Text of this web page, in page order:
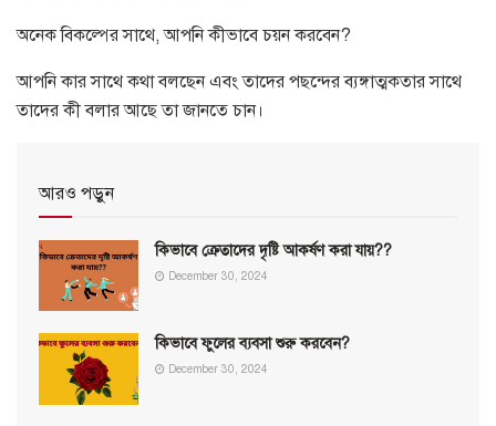
অনেক বিকল্পের সাথে, আপনি কীভাবে চয়ন করবেন?
আপনি কার সাথে কথা বলছেন এবং তাদের পছন্দের ব্যঙ্গাত্মকতার সাথে
তাদের কী বলার আছে তা জানতে চান।
আরও পড়ুন
কিভাবে ক্রেতাদের দৃষ্টি আকর্ষণ করা যায়??
December 30, 2024
কিভাবে ফুলের ব্যবসা শুরু করবেন?
December 30, 2024